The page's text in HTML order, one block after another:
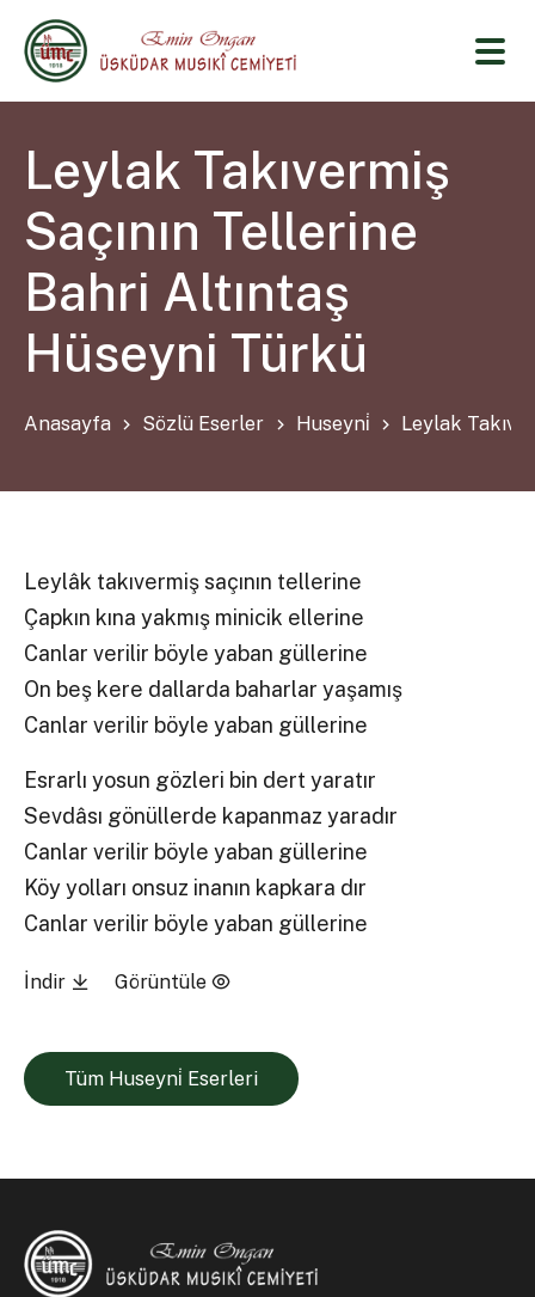
Leylak Takıvermiş
Saçının Tellerine
Bahri Altıntaş
Hüseyni Türkü
Anasayfa Sözlü Eserler Huseyni̇ Leylak
Leylâk takıvermiş saçının tellerine
Çapkın kına yakmış minicik ellerine
Canlar verilir böyle yaban güllerine
On beş kere dallarda baharlar yaşamış
Canlar verilir böyle yaban güllerine
Esrarlı yosun gözleri bin dert yaratır
Sevdâsı gönüllerde kapanmaz yaradır
Canlar verilir böyle yaban güllerine
Köy yolları onsuz inanın kapkara dır
Canlar verilir böyle yaban güllerine
İndir Görüntüle
Tüm Huseyni̇ Eserleri